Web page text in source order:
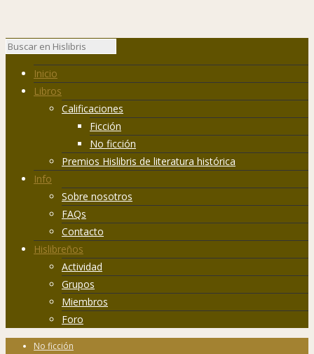
Inicio
Libros
Calificaciones
Ficción
No ficción
Premios Hislibris de literatura histórica
Info
Sobre nosotros
FAQs
Contacto
Hislibreños
Actividad
Grupos
Miembros
Foro
No ficción